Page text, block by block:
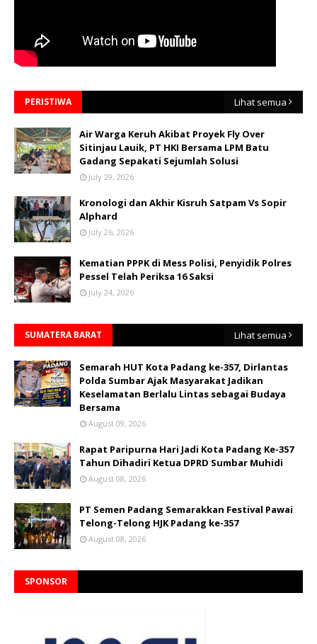
PERISTIWA Lihat semua
Air Warga Keruh Akibat Proyek Fly Over
Sitinjau Lauik, PT HKI Bersama LPM Batu
Gadang Sepakati Sejumlah Solusi
July 29, 2026
Kronologi dan Akhir Kisruh Satpam Vs Sopir
Alphard
July 26, 2026
Kematian PPPK di Mess Polisi, Penyidik Polres
Pessel Telah Periksa 16 Saksi
July 24, 2026
SUMATERA BARAT Lihat semua
Semarah HUT Kota Padang ke-357, Dirlantas
Polda Sumbar Ajak Masyarakat Jadikan
Keselamatan Berlalu Lintas sebagai Budaya
Bersama
August 09, 2026
Rapat Paripurna Hari Jadi Kota Padang Ke-357
Tahun Dihadiri Ketua DPRD Sumbar Muhidi
August 08, 2026
PT Semen Padang Semarakkan Festival Pawai
Telong-Telong HJK Padang ke-357
August 08, 2026
SPONSOR